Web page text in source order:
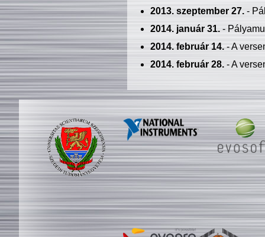
2013. szeptember 27.-
2014. január 31.-
2014. február 14.- A
2014. február 28.- A